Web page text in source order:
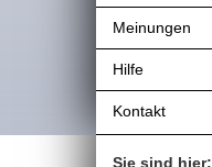
Meinungen
Hilfe
Kontakt
Sie sind hier: